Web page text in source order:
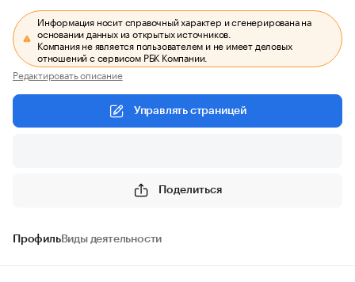
Информация носит справочный характер и сгенерирована на
основании данных из открытых источников.
Компания не является пользователем и не имеет деловых
отношений с сервисом РБК Компании.
Редактировать описание
Управлять страницей
Поделиться
ПрофильВиды деятельности